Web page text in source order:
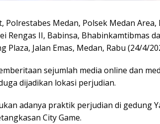
Polrestabes Medan, Polsek Medan Area,
Rengas II, Babinsa, Bhabinkamtibmas
Plaza, Jalan Emas, Medan, Rabu (24/4/
sejumlah media online dan
dijadikan lokasi perjudian.
adanya praktik perjudian di gedung
City Game.